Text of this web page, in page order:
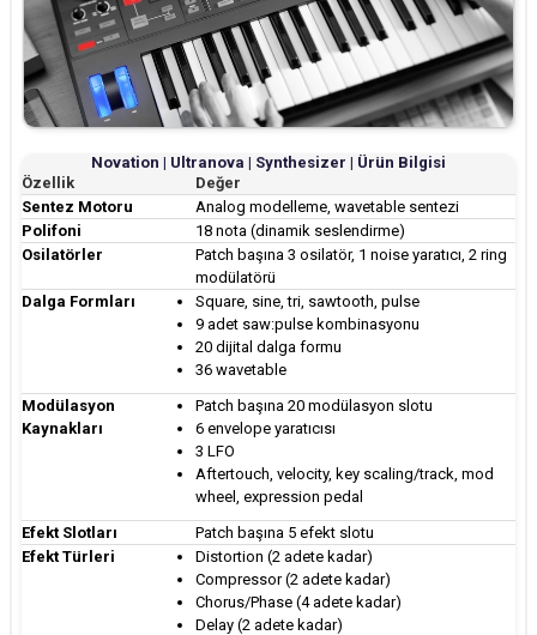
Novation | Ultranova | Synthesizer | Ürün Bilgisi
Özellik
Değer
Sentez Motoru
Analog modelleme, wavetable sentezi
Polifoni
18 nota (dinamik seslendirme)
Osilatörler
Patch başına 3 osilatör, 1 noise yaratıcı, 2 ring
modülatörü
Dalga Formları
Square, sine, tri, sawtooth, pulse
9 adet saw:pulse kombinasyonu
20 dijital dalga formu
36 wavetable
Modülasyon
Kaynakları
Patch başına 20 modülasyon slotu
6 envelope yaratıcısı
3 LFO
Aftertouch, velocity, key scaling/track, mod
wheel, expression pedal
Efekt Slotları
Patch başına 5 efekt slotu
Efekt Türleri
Distortion (2 adete kadar)
Compressor (2 adete kadar)
Chorus/Phase (4 adete kadar)
Delay (2 adete kadar)